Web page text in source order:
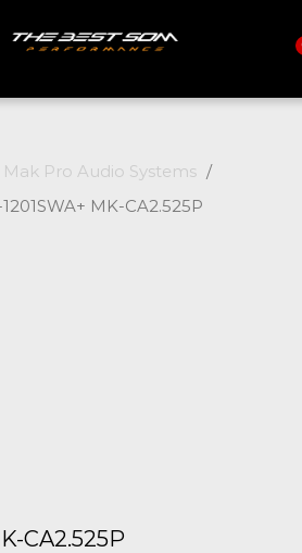
Mak Pro Audio Systems
MK-CA2.525P
CA2.525P